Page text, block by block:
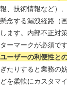
報、技術情報など）
懸念する漏洩経路（
します。内部不正対
ターマークが必須です
ユーザーの利便性と
ぎたりすると業務の
どを柔軟にカスタマ